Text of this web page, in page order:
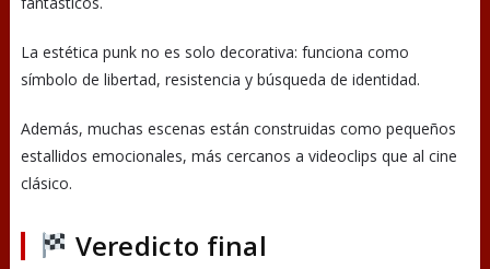
La estética punk no es solo decorativa: funciona como
símbolo de libertad, resistencia y búsqueda de identidad.
Además, muchas escenas están construidas como pequeños
estallidos emocionales, más cercanos a videoclips que al cine
clásico.
Veredicto final